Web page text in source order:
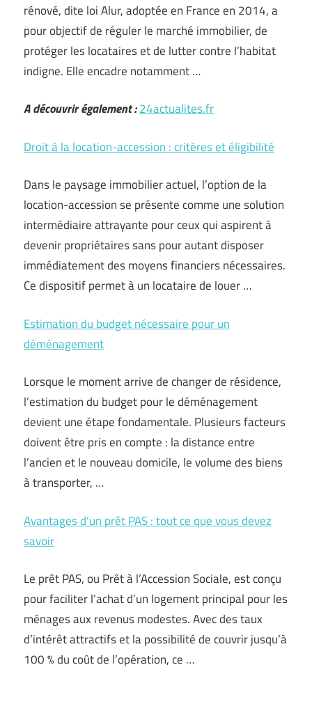
rénové, dite loi Alur, adoptée en France en 2014, a
pour objectif de réguler le marché immobilier, de
protéger les locataires et de lutter contre l’habitat
indigne. Elle encadre notamment …
A découvrir également :24actualites.fr
Droit à la location-accession : critères et éligibilité
Dans le paysage immobilier actuel, l’option de la
location-accession se présente comme une solution
intermédiaire attrayante pour ceux qui aspirent à
devenir propriétaires sans pour autant disposer
immédiatement des moyens financiers nécessaires.
Ce dispositif permet à un locataire de louer …
Estimation du budget nécessaire pour un
déménagement
Lorsque le moment arrive de changer de résidence,
l’estimation du budget pour le déménagement
devient une étape fondamentale. Plusieurs facteurs
doivent être pris en compte : la distance entre
l’ancien et le nouveau domicile, le volume des biens
à transporter, …
Avantages d’un prêt PAS : tout ce que vous devez
savoir
Le prêt PAS, ou Prêt à l’Accession Sociale, est conçu
pour faciliter l’achat d’un logement principal pour les
ménages aux revenus modestes. Avec des taux
d’intérêt attractifs et la possibilité de couvrir jusqu’à
100 % du coût de l’opération, ce …